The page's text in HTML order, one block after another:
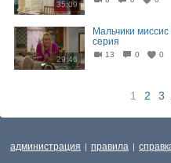
35:09
29:46
Мальчики
серия
13 0 0
1 2 3
администрация | правила |